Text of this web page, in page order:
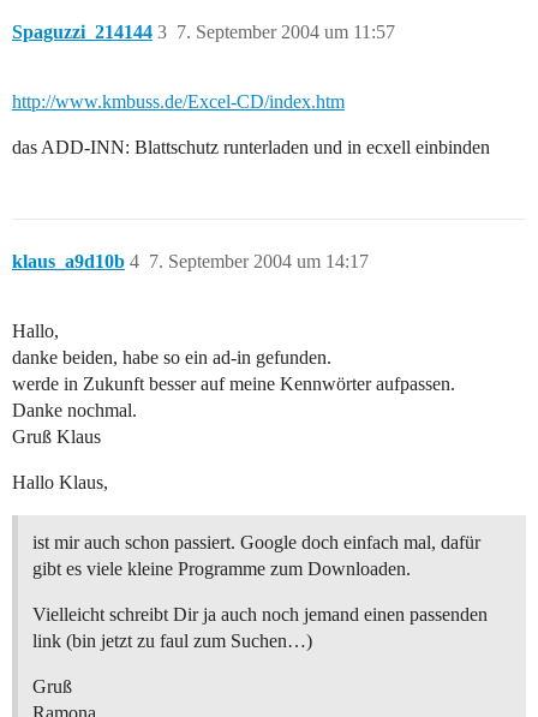
Spaguzzi_214144 7. September 2004 um 11:57
3
http://www.kmbuss.de/Excel-CD/index.htm
das ADD-INN: Blattschutz runterladen und in ecxell einbinden
klaus_a9d10b 7. September 2004 um 14:17
4
Hallo,
danke beiden, habe so ein ad-in gefunden.
werde in Zukunft besser auf meine Kennwörter aufpassen.
Danke nochmal.
Gruß Klaus
Hallo Klaus,
ist mir auch schon passiert. Google doch einfach mal, dafür
gibt es viele kleine Programme zum Downloaden.
Vielleicht schreibt Dir ja auch noch jemand einen passenden
link (bin jetzt zu faul zum Suchen…)
Gruß
Ramona